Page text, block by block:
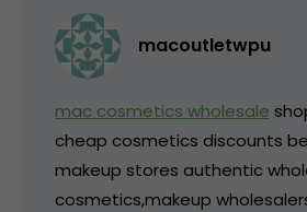
macoutletwpu
mac cosmetics wholesale
cheap cosmetics discounts
makeup stores authentic
cosmetics,makeup